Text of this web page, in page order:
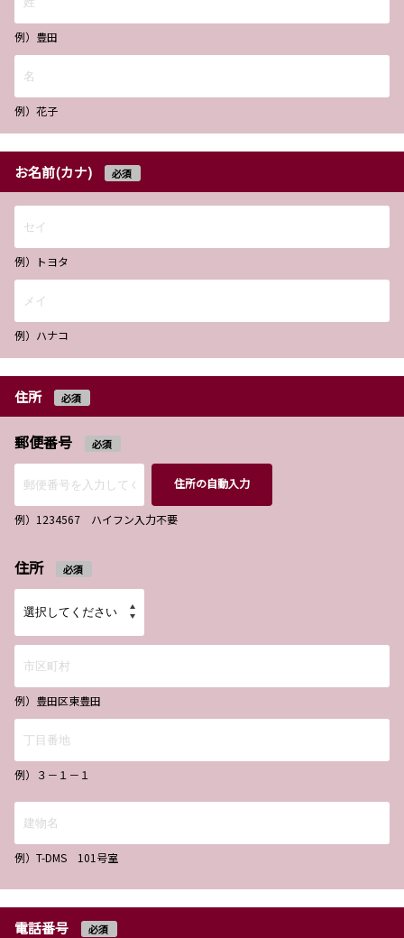
例）豊田
例）花子
お名前(カナ) 必須
例）トヨタ
例）ハナコ
住所 必須
郵便番号 必須
住所の自動入力
例）1234567 ハイフン入力不要
住所 必須
例）豊田区東豊田
例）３－１－１
例）T-DMS 101号室
電話番号 必須